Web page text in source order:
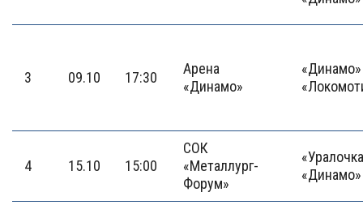
3 09.10 17:30
Арена
«Динамо»
4 15.10 15:00
СОК
«Металлург-
Форум»